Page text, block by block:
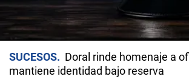
SUCESOS
Doral rinde homenaje a
mantiene identidad bajo reserva